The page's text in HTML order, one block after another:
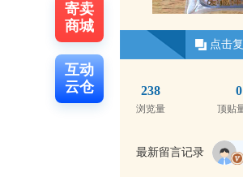
寄卖
商城
互动
云仓
点击
238
浏览量
0
顶贴
最新留言记录